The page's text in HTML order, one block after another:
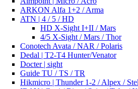
ARKON Alfa 1+2 / Arma
ATN | 4 / 5 / HD
HD X-Sight I+II / Mars
4/5 X-Sight / Mars / Thor
Conotech Avata / NAR / Polaris
Dedal | T2-T4 Hunter/Venator
Docter | sight
Guide TU / TS / TR
Hikmicro | Thunder 1-2 / Alpex /